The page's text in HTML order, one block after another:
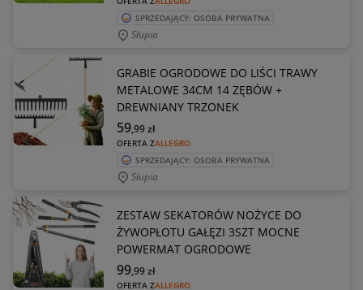
SPRZEDAJĄCY: OSOBA PRYWATNA
Słupia
GRABIE OGRODOWE DO LIŚCI TRAWY
METALOWE 34CM 14 ZĘBÓW +
DREWNIANY TRZONEK
OFERTA ZALLEGRO
59,99zł
SPRZEDAJĄCY: OSOBA PRYWATNA
Słupia
ZESTAW SEKATORÓW NOŻYCE DO
ŻYWOPŁOTU GAŁĘZI 3SZT MOCNE
POWERMAT OGRODOWE
OFERTA ZALLEGRO
99,99zł